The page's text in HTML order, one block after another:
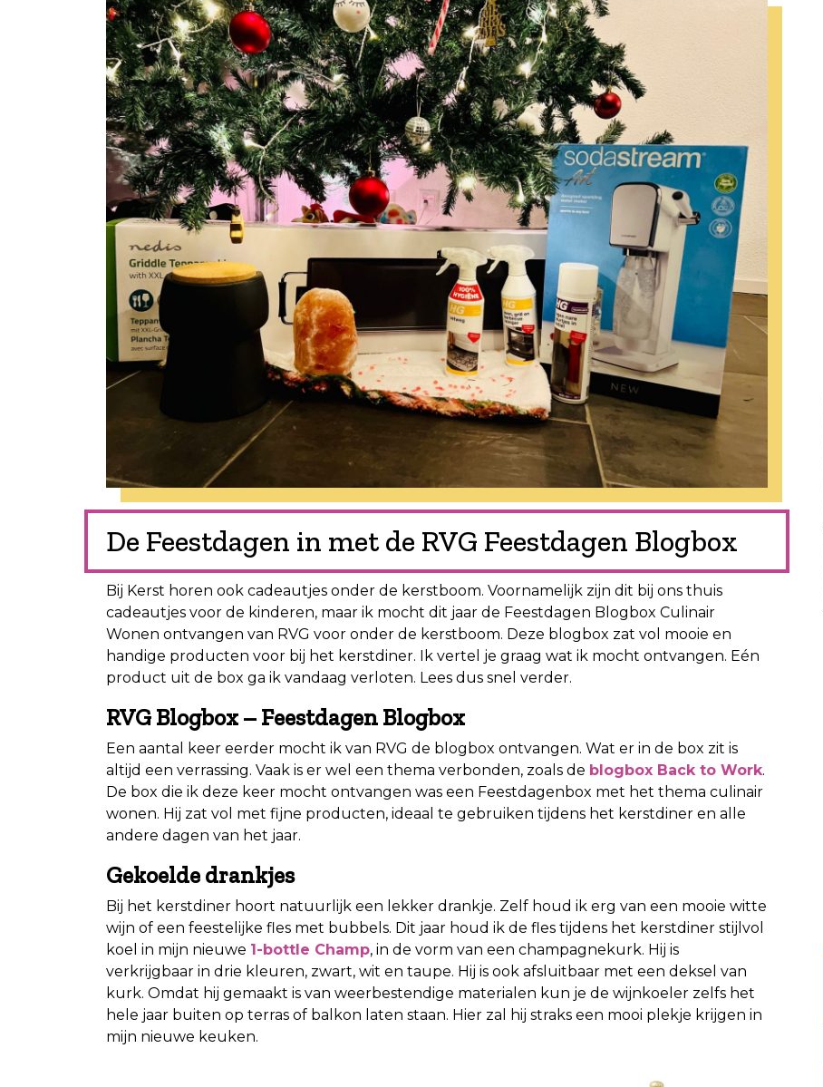
De Feestdagen in met de RVG Feestdagen Blogbox
Bij Kerst horen ook cadeautjes onder de kerstboom. Voornamelijk zijn dit bij ons thuis
cadeautjes voor de kinderen, maar ik mocht dit jaar de Feestdagen Blogbox Culinair
Wonen ontvangen van RVG voor onder de kerstboom. Deze blogbox zat vol mooie en
handige producten voor bij het kerstdiner. Ik vertel je graag wat ik mocht ontvangen. Eén
product uit de box ga ik vandaag verloten. Lees dus snel verder.
RVG Blogbox – Feestdagen Blogbox
Een aantal keer eerder mocht ik van RVG de blogbox ontvangen. Wat er in de box zit is
altijd een verrassing. Vaak is er wel een thema verbonden, zoals de blogbox Back to Work.
De box die ik deze keer mocht ontvangen was een Feestdagenbox met het thema culinair
wonen. Hij zat vol met fijne producten, ideaal te gebruiken tijdens het kerstdiner en alle
andere dagen van het jaar.
Gekoelde drankjes
Bij het kerstdiner hoort natuurlijk een lekker drankje. Zelf houd ik erg van een mooie witte
wijn of een feestelijke fles met bubbels. Dit jaar houd ik de fles tijdens het kerstdiner stijlvol
koel in mijn nieuwe 1-bottle Champ, in de vorm van een champagnekurk. Hij is
verkrijgbaar in drie kleuren, zwart, wit en taupe. Hij is ook afsluitbaar met een deksel van
kurk. Omdat hij gemaakt is van weerbestendige materialen kun je de wijnkoeler zelfs het
hele jaar buiten op terras of balkon laten staan. Hier zal hij straks een mooi plekje krijgen in
mijn nieuwe keuken.